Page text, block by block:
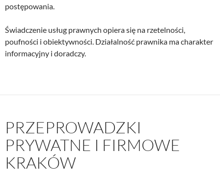
postępowania.
Świadczenie usług prawnych opiera się na rzetelności,
poufności i obiektywności. Działalność prawnika ma charakter
informacyjny i doradczy.
PRZEPROWADZKI
PRYWATNE I FIRMOWE
KRAKÓW